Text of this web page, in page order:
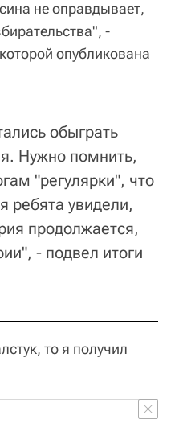
не оправдывает,
-
опубликована
обыграть
Нужно помнить,
"регулярки", что
ребята увидели,
продолжается,
- подвел итоги
то я получил